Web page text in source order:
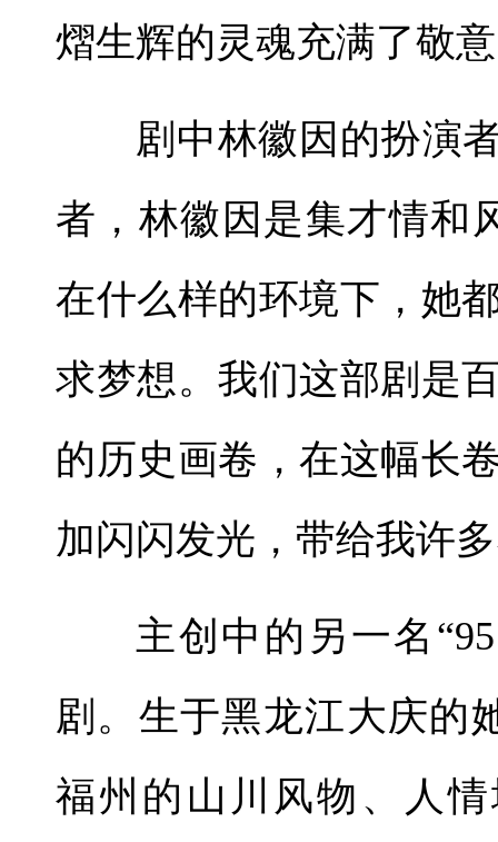
熠生辉的灵魂充满了敬
剧中林徽因的扮演
者，林徽因是集才情和
在什么样的环境下，她
求梦想。我们这部剧是
的历史画卷，在这幅长
加闪闪发光，带给我许
主创中的另一名
剧。生于黑龙江大庆的
福州的山川风物、人